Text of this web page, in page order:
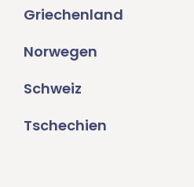
Griechenland
Norwegen
Schweiz
Tschechien